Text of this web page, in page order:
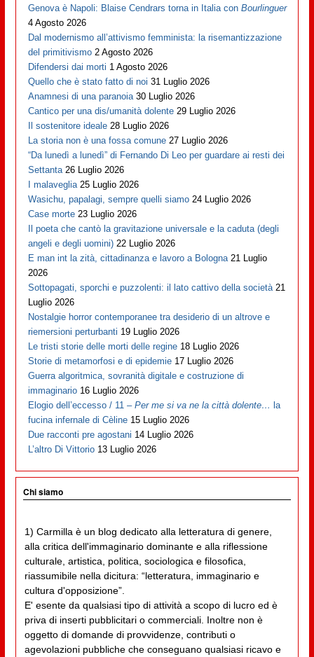
Genova è Napoli: Blaise Cendrars torna in Italia conBourlinguer
4 Agosto 2026
Dal modernismo all’attivismo femminista: la risemantizzazione
del primitivismo 2 Agosto 2026
Difendersi dai morti 1 Agosto 2026
Quello che è stato fatto di noi 31 Luglio 2026
Anamnesi di una paranoia 30 Luglio 2026
Cantico per una dis/umanità dolente 29 Luglio 2026
Il sostenitore ideale 28 Luglio 2026
La storia non è una fossa comune 27 Luglio 2026
“Da lunedì a lunedì” di Fernando Di Leo per guardare ai resti dei
Settanta 26 Luglio 2026
I malaveglia 25 Luglio 2026
Wasichu, papalagi, sempre quelli siamo 24 Luglio 2026
Case morte 23 Luglio 2026
Il poeta che cantò la gravitazione universale e la caduta (degli
angeli e degli uomini) 22 Luglio 2026
E man int la zità, cittadinanza e lavoro a Bologna 21 Luglio
2026
Sottopagati, sporchi e puzzolenti: il lato cattivo della società 21
Luglio 2026
Nostalgie horror contemporanee tra desiderio di un altrove e
riemersioni perturbanti 19 Luglio 2026
Le tristi storie delle morti delle regine 18 Luglio 2026
Storie di metamorfosi e di epidemie 17 Luglio 2026
Guerra algoritmica, sovranità digitale e costruzione di
immaginario 16 Luglio 2026
Elogio dell’eccesso / 11 –Per me si va ne la città dolente… la
fucina infernale di Cèline 15 Luglio 2026
Due racconti pre agostani 14 Luglio 2026
L’altro Di Vittorio 13 Luglio 2026
Chi siamo
1) Carmilla è un blog dedicato alla letteratura di genere,
alla critica dell'immaginario dominante e alla riflessione
culturale, artistica, politica, sociologica e filosofica,
riassumibile nella dicitura: “letteratura, immaginario e
cultura d'opposizione”.
E' esente da qualsiasi tipo di attività a scopo di lucro ed è
priva di inserti pubblicitari o commerciali. Inoltre non è
oggetto di domande di provvidenze, contributi o
agevolazioni pubbliche che conseguano qualsiasi ricavo e